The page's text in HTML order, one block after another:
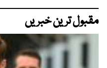
مقبول ترین خبریں